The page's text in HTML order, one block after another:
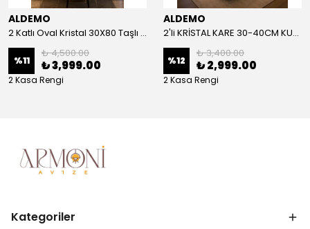
ALDEMO
2 Katlı Oval Kristal 30X80 Taşlı KUMANDALI Led Avize
%11
₺ 4,500.00
₺ 3,999.00
2 Kasa Rengi
ALDEMO
2'li KRİSTAL KARE 30-40CM KUMANDALI LED AVİZE
%12
₺ 3,400.00
₺ 2,999.00
2 Kasa Rengi
Kategoriler